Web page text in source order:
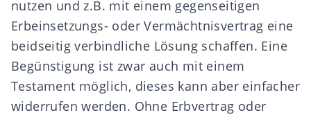
nutzen und z.B. mit einem gegenseitigen
Erbeinsetzungs- oder Vermächtnisvertrag eine
beidseitig verbindliche Lösung schaffen. Eine
Begünstigung ist zwar auch mit einem
Testament möglich, dieses kann aber einfacher
widerrufen werden. Ohne Erbvertrag oder